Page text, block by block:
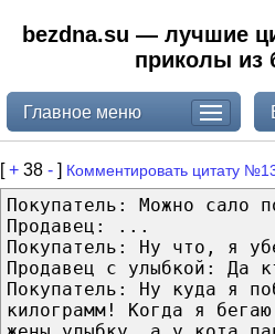
bezdna.su — лучшие
приколы из
Главное меню
[+ 38 - ] Комментировать цитату
Покупатель: Можно сало
Продавец: ...
Покупатель: Ну что, я
Продавец с улыбкой: Да
Покупатель: Ну куда я
килограмм! Когда я